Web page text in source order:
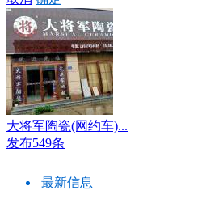
大将军陶瓷(网约车)...
发布549条
最新信息